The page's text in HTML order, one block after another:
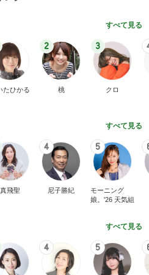
すべて見る
たひかる
2
桃
3
クロ
すべて見る
真飛聖
4
尼子勝紀
5
モーニング
娘。'26 天気組
すべて見る
4 5